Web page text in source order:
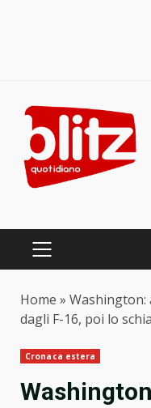
content
PRIMARY
Home »
dagli F-16, poi lo
Cronaca estera